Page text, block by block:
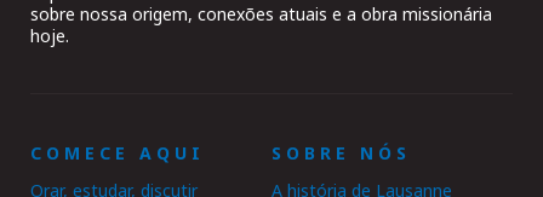
sobre nossa origem, conexões atuais e a obra missionária
hoje.
COMECE AQUI
Orar, estudar, discutir
SOBRE NÓS
A história de Lausanne